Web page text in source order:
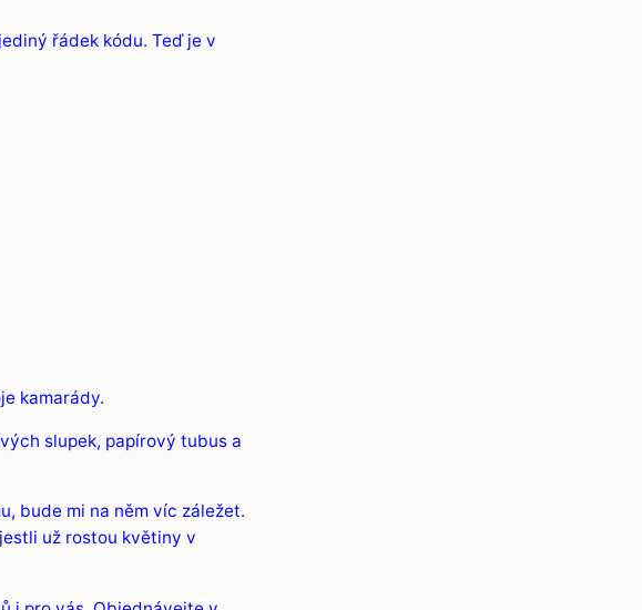
řádek kódu. Teď je v
kamarády.
slupek, papírový tubus a
bude mi na něm víc záležet.
už rostou květiny v